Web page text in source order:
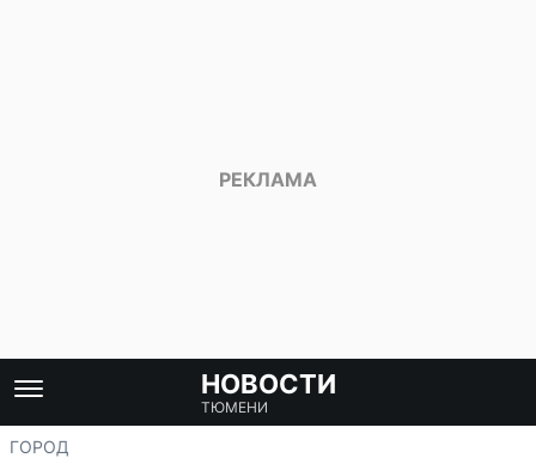
НОВОСТИ
ТЮМЕНИ
ГОРОД